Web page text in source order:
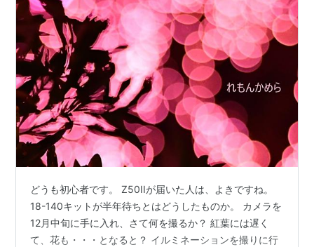
どうも初心者です。 Z50IIが届いた人は、よきですね。
18-140キットが半年待ちとはどうしたものか。 カメラを
12月中旬に手に入れ、さて何を撮るか？ 紅葉には遅く
て、花も・・・となると？ イルミネーションを撮りに行